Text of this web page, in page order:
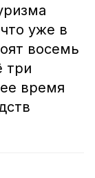
уже в
восемь
три
время